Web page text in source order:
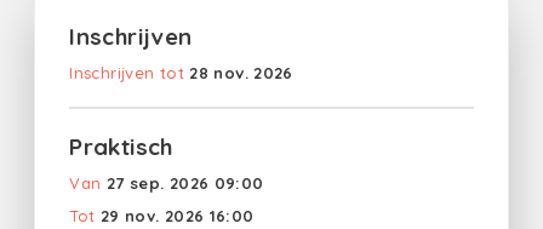
Inschrijven
Inschrijven tot 28 nov. 2026
Praktisch
Van 27 sep. 2026 09:00
Tot 29 nov. 2026 16:00